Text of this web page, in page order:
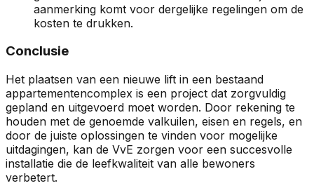
aanmerking komt voor dergelijke regelingen om de
kosten te drukken.
Conclusie
Het plaatsen van een nieuwe lift in een bestaand
appartementencomplex is een project dat zorgvuldig
gepland en uitgevoerd moet worden. Door rekening te
houden met de genoemde valkuilen, eisen en regels, en
door de juiste oplossingen te vinden voor mogelijke
uitdagingen, kan de VvE zorgen voor een succesvolle
installatie die de leefkwaliteit van alle bewoners
verbetert.